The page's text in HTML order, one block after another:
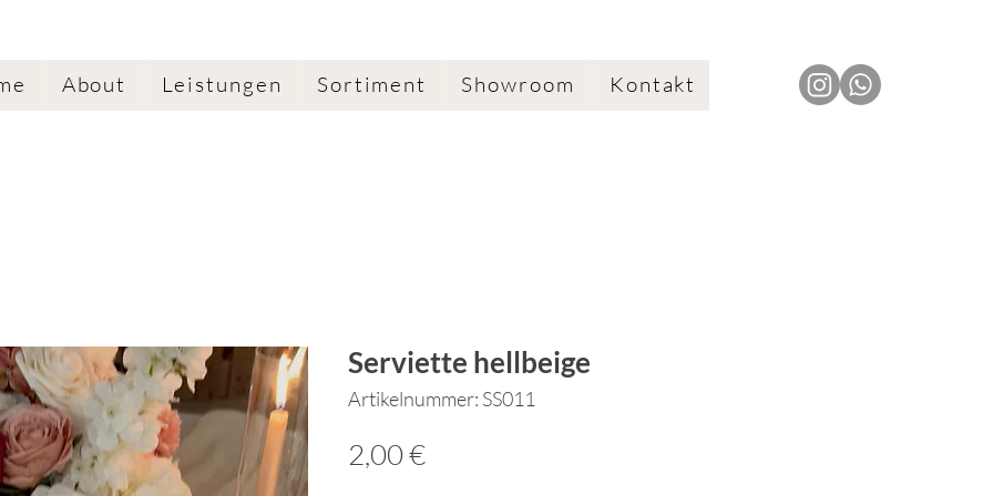
About Leistungen Sortiment Showroom Kontakt
Serviette hellbeige
Artikelnummer: SS011
2,00 €Preis